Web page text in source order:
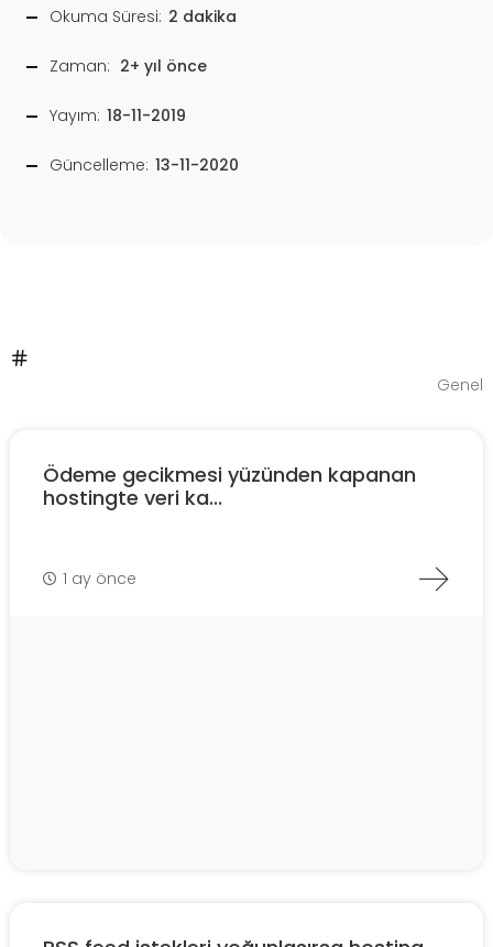
Okuma Süresi: 2 dakika
Zaman: 2+ yıl önce
Yayım: 18-11-2019
Güncelleme: 13-11-2020
Genel
Ödeme gecikmesi yüzünden kapanan
hostingte veri ka...
1 ay önce